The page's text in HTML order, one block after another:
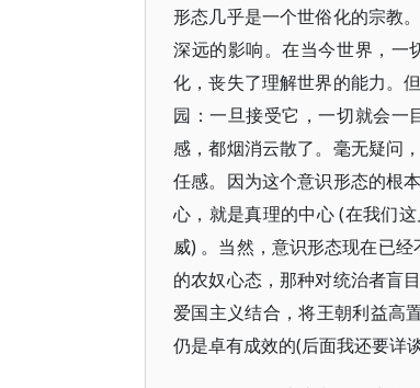
形态几乎是一个世俗化的宗教
深远的影响。在当今世界，一
化，丧失了理解世界的能力。
园：一旦接受它，一切就会一
感，都烟消云散了。毫无疑问
任感。因为这个意识形态的根
心，就是真理的中心 (在我们
威) 。当然，意识形态现在已
的农奴心态，那种对统治者盲
爱国主义结合，将王朝利益高
仍是卓有成效的(后面我还要详